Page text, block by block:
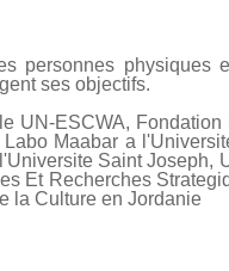
personnes
ses objectifs.
UN-ESCWA,
Maabar a
Saint Joseph,
Et Recherches
la Culture en Jordanie